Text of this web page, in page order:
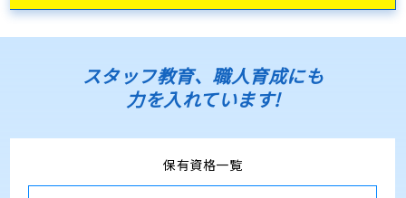
スタッフ教育、職人育成にも
力を入れています!
保有資格一覧